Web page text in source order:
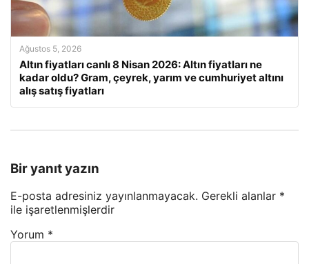
Ağustos 5, 2026
Altın fiyatları canlı 8 Nisan 2026: Altın fiyatları ne
kadar oldu? Gram, çeyrek, yarım ve cumhuriyet altını
alış satış fiyatları
Bir yanıt yazın
E-posta adresiniz yayınlanmayacak. Gerekli alanlar *
ile işaretlenmişlerdir
Yorum *